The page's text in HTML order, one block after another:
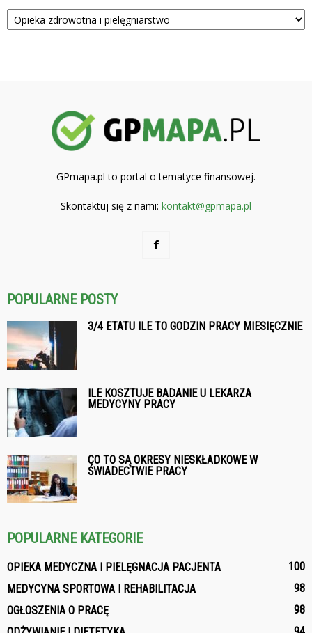
Kategorie
GPmapa.pl to portal o tematyce finansowej.
Skontaktuj się z nami: kontakt@gpmapa.pl
POPULARNE POSTY
3/4 ETATU ILE TO GODZIN PRACY MIESIĘCZNIE
ILE KOSZTUJE BADANIE U LEKARZA
MEDYCYNY PRACY
CO TO SĄ OKRESY NIESKŁADKOWE W
ŚWIADECTWIE PRACY
POPULARNE KATEGORIE
OPIEKA MEDYCZNA I PIELĘGNACJA PACJENTA
100
MEDYCYNA SPORTOWA I REHABILITACJA
98
OGŁOSZENIA O PRACĘ
98